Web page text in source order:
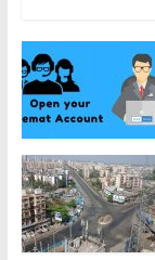
c
e
b
o
o
k
itt
er